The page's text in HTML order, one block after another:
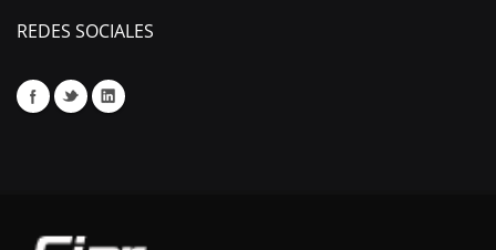
REDES SOCIALES